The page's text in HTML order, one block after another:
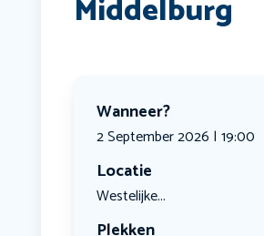
Middelburg
Wanneer?
2 September 2026 | 19:00
Locatie
Westelijke...